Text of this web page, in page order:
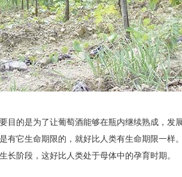
的是为了让葡萄酒能够在瓶内继续熟成，发
有它生命期限的，就好比人类有生命期限一样
长阶段，这好比人类处于母体中的孕育时期。